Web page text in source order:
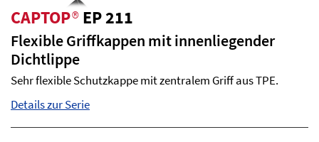
CAPTOP®EP 211
Flexible Griffkappen mit innenliegender
Dichtlippe
Sehr flexible Schutzkappe mit zentralem Griff aus TPE.
Details zur Serie